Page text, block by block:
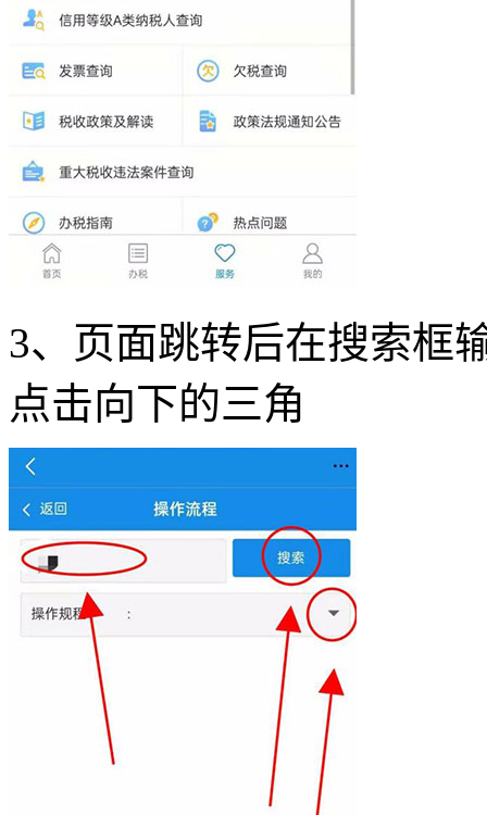
3、页面跳转后在搜索框
点击向下的三角